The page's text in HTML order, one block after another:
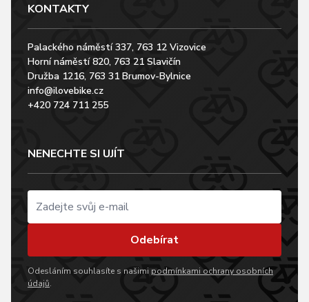
KONTAKTY
Palackého náměstí 337, 763 12 Vizovice
Horní náměstí 820, 763 21 Slavičín
Družba 1216, 763 31 Brumov-Bylnice
info@ilovebike.cz
+420 724 711 255
NENECHTE SI UJÍT
Odebírat
Odesláním souhlasíte s našimi podmínkami ochrany osobních
údajů.